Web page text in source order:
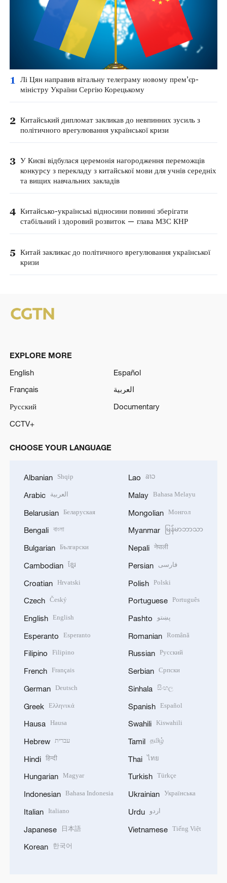
1
Лі Цян направив вітальну телеграму новому прем’єр-
міністру України Сергію Корецькому
2 Китайський дипломат закликав до невпинних зусиль з
політичного врегулювання української кризи
3 У Києві відбулася церемонія нагородження переможців
конкурсу з перекладу з китайської мови для учнів середніх
та вищих навчальних закладів
4 Китайсько-українські відносини повинні зберігати
стабільний і здоровий розвиток — глава МЗС КНР
5 Китай закликає до політичного врегулювання української
кризи
EXPLORE MORE
English
Español
Français
العربية
Русский
Documentary
CCTV+
CHOOSE YOUR LANGUAGE
Albanian Shqip
Arabic العربية
Belarusian Беларуская
Bengali বাংলা
Bulgarian Български
Cambodian ខ្មែរ
Croatian Hrvatski
Czech Český
English English
Esperanto Esperanto
Filipino Filipino
French Français
German Deutsch
Greek Ελληνικά
Hausa Hausa
Hebrew עברית
Hindi हिन्दी
Hungarian Magyar
Indonesian Bahasa Indonesia
Italian Italiano
Japanese 日本語
Korean 한국어
Lao ລາວ
Malay Bahasa Melayu
Mongolian Монгол
Myanmar မြန်မာဘာသာ
Nepali नेपाली
Persian فارسی
Polish Polski
Portuguese Português
Pashto پښتو
Romanian Română
Russian Русский
Serbian Српски
Sinhala සිංහල
Spanish Español
Swahili Kiswahili
Tamil தமிழ்
Thai ไทย
Turkish Türkçe
Ukrainian Українська
Urdu اردو
Vietnamese Tiếng Việt